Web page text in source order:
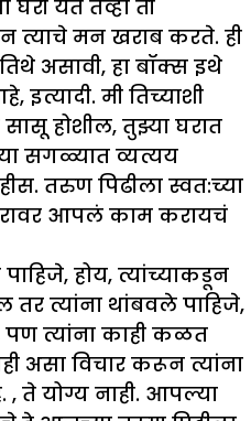
घरी येते तेव्हा ती
त्याचे मन खराब करते. ही
असावी, हा बॉक्स इथे
मी तिच्याशी
होशील, तुझ्या घरात
सगळ्यात व्यत्यय
तरुण पिढीला स्वत:च्या
आपलं काम करायचं
होय, त्यांच्याकडून
त्यांना थांबवले पाहिजे,
त्यांना काही कळत
असा विचार करून त्यांना
ते योग्य नाही. आपल्या